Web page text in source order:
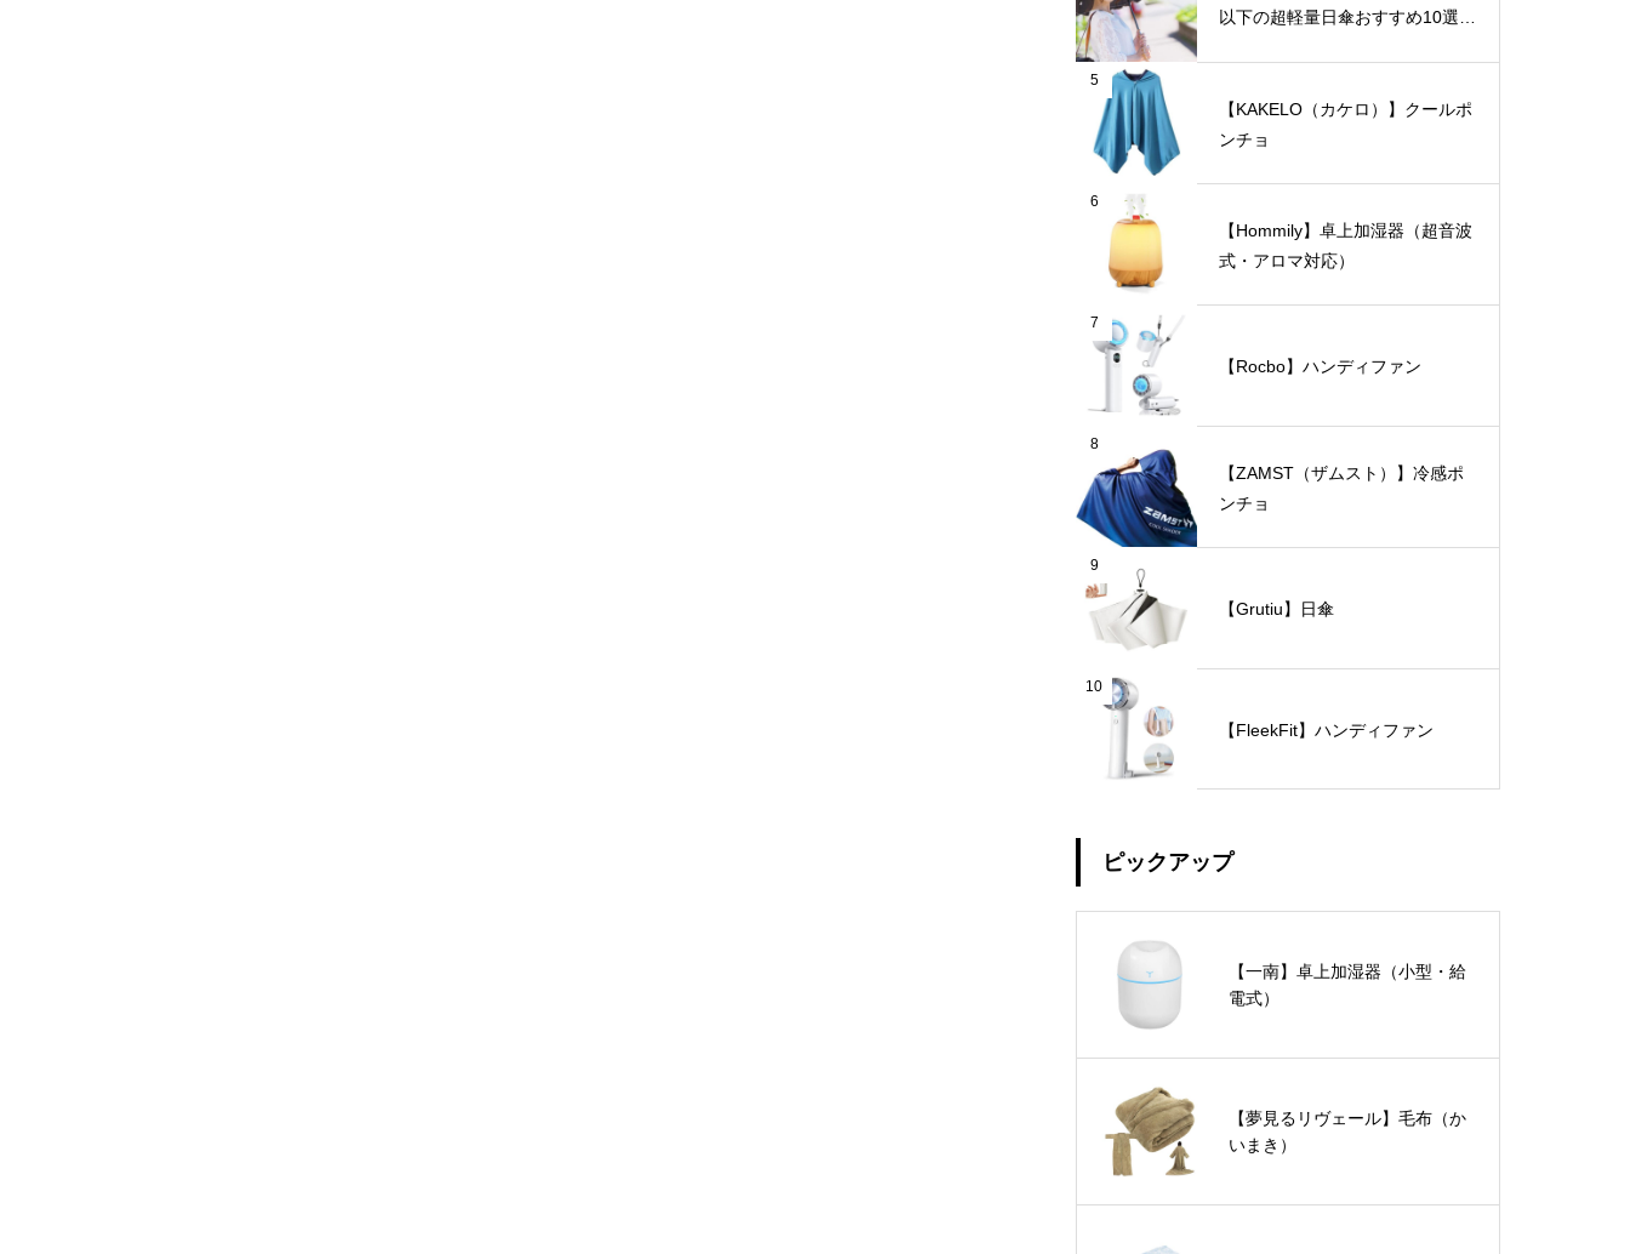
以下の超軽量日傘おすすめ10選
5
【KAKELO（カケロ）】クールポ
ンチョ
6
【Hommily】卓上加湿器（超音波
式・アロマ対応）
7
【Rocbo】ハンディファン
8
【ZAMST（ザムスト）】冷感ポ
ンチョ
9
【Grutiu】日傘
10
【FleekFit】ハンディファン
ピックアップ
【一南】卓上加湿器（小型・給
電式）
【夢見るリヴェール】毛布（か
いまき）